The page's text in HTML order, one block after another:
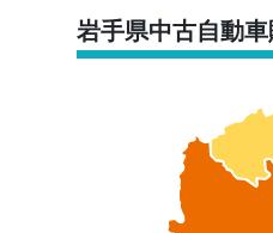
岩手県中古自動